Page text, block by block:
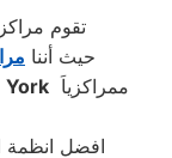
تقوم
حيث أننا
York